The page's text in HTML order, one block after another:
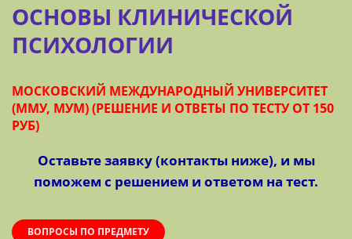
ОСНОВЫ КЛИНИЧЕСКОЙ
ПСИХОЛОГИИ
МОСКОВСКИЙ МЕЖДУНАРОДНЫЙ УНИВЕРСИТЕТ
(ММУ, МУМ) (РЕШЕНИЕ И ОТВЕТЫ ПО ТЕСТУ ОТ 150
РУБ)
Оставьте заявку (контакты ниже), и мы
поможем с решением и ответом на тест.
ВОПРОСЫ ПО ПРЕДМЕТУ